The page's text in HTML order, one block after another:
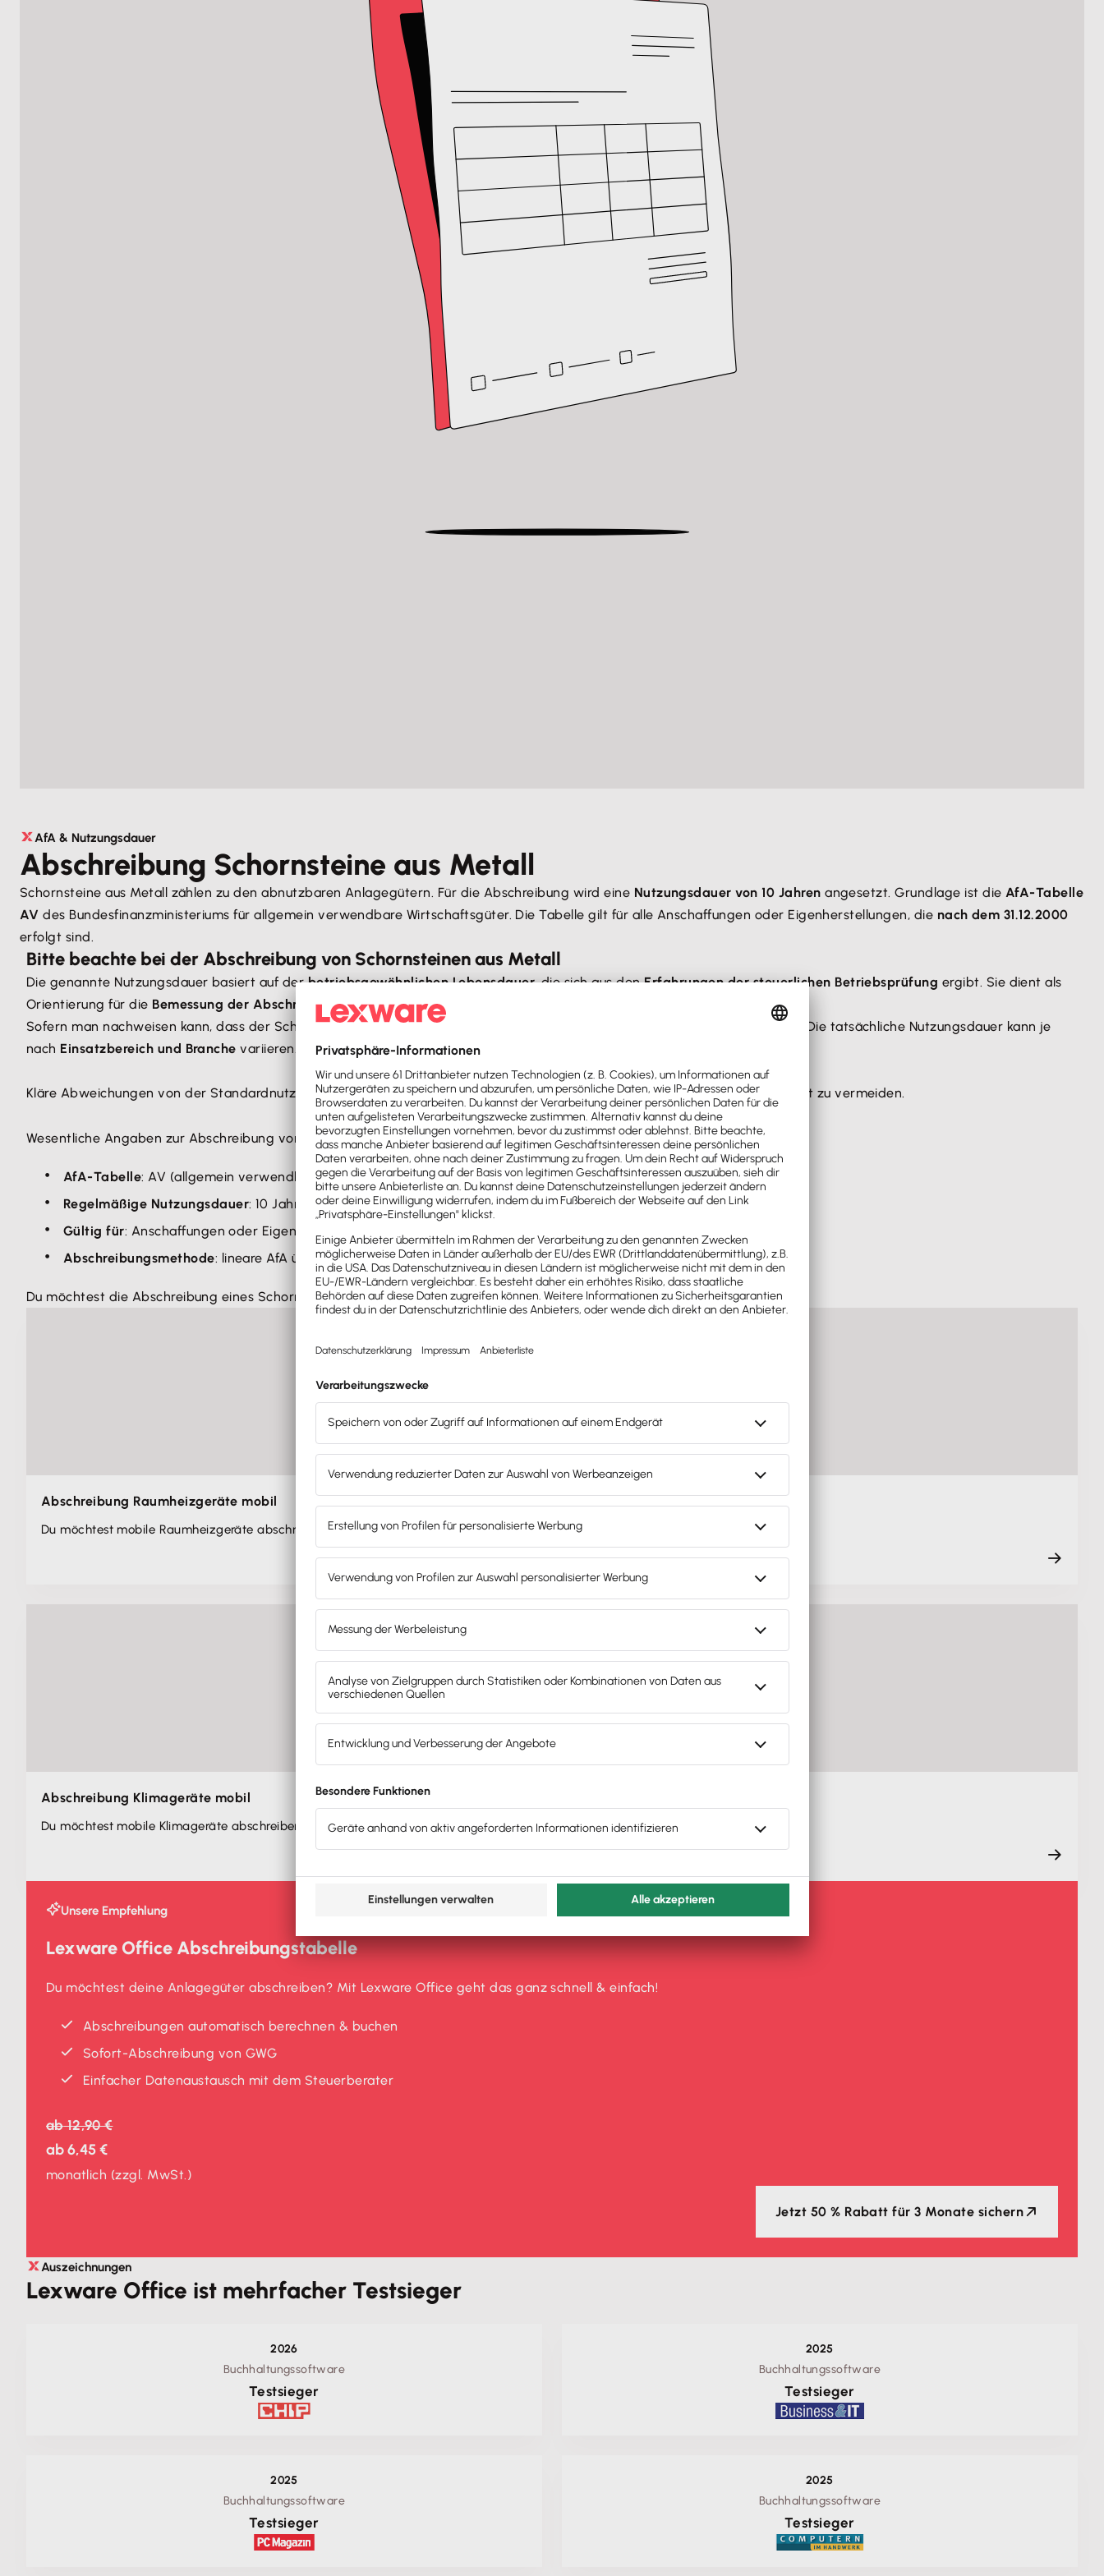
AfA & Nutzungsdauer
Abschreibung Schornsteine aus Metall
Schornsteine aus Metall zählen zu den abnutzbaren Anlagegütern. Für die Abschreibung wird eine Nutzungsdauer von 10 Jahren angesetzt. Grundlage ist die AfA-Tabelle
AV des Bundesfinanzministeriums für allgemein verwendbare Wirtschaftsgüter. Die Tabelle gilt für alle Anschaffungen oder Eigenherstellungen, die nach dem 31.12.2000
erfolgt sind.
Bitte beachte bei der Abschreibung von Schornsteinen aus Metall
Die genannte Nutzungsdauer basiert auf derbetriebsgewöhnlichen Lebensdauer, die sich aus denErfahrungen der steuerlichen Betriebsprüfung ergibt. Sie dient als
Orientierung für die Bemessung der Abschreibung.
Sofern man nachweisen kann, dass der Schornsteinkürzer genutzt wird
ansetzen. Die tatsächliche Nutzungsdauer kann je
nach Einsatzbereich und Branche variieren.
Kläre Abweichungen von der Standardnutzungsdauer stetsvorab mit deinem Steuerberater, um Konflikte mit dem Finanzamt zu vermeiden.
Wesentliche Angaben zur Abschreibung von Schornsteinen aus Metall:
AfA-Tabelle: AV (allgemein verwendbare Anlagegüter)
Regelmäßige Nutzungsdauer: 10 Jahre
Gültig für: Anschaffungen oder Eigenherstellungen ab dem 01.01.2001
Abschreibungsmethode: lineare AfA über die Nutzungsdauer
Du möchtest die Abschreibung eines Schornsteins aus Metalleinfach berechnen? Dann nutze denAfA-Rechnervon Lexware
Abschreibung Raumheizgeräte mobil
Du möchtest mobile Raumheizgeräte abschreiben? Hier erfährst du mehr zur Abschreibungsdauer von mobilen Raumheizgeräte.
Abschreibung Klimageräte mobil
Du möchtest mobile Klimageräte abschreiben? Hier erfährst du mehr zur Abschreibungsdauer von von Klimageräten.
Unsere Empfehlung
Lexware Office Abschreibungstabelle
Du möchtest deine Anlagegüter abschreiben? Mit Lexware Office geht das ganz schnell & einfach!
Abschreibungen automatisch berechnen & buchen
Sofort-Abschreibung von GWG
Einfacher Datenaustausch mit dem Steuerberater
ab12,90 €
ab6,45 €
monatlich (zzgl. MwSt.)
Jetzt 50 % Rabatt für 3 Monate sichern
Auszeichnungen
Lexware Office ist mehrfacher Testsieger
2026
Buchhaltungssoftware
Testsieger
2025
Buchhaltungssoftware
Testsieger
2025
Buchhaltungssoftware
Testsieger
2025
Buchhaltungssoftware
Testsieger